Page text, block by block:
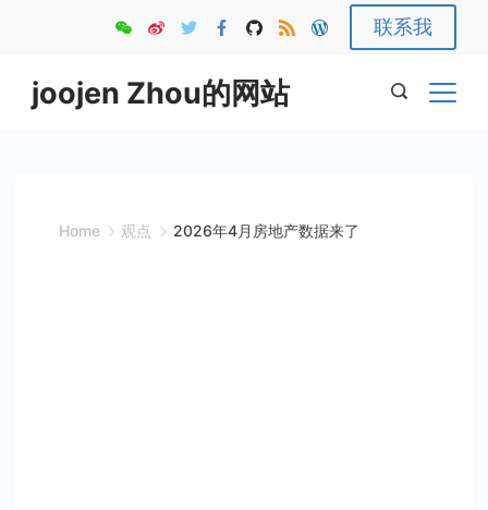
content
联系我
joojen Zhou的网站
Home 观点 2026年4月房地产数据来了